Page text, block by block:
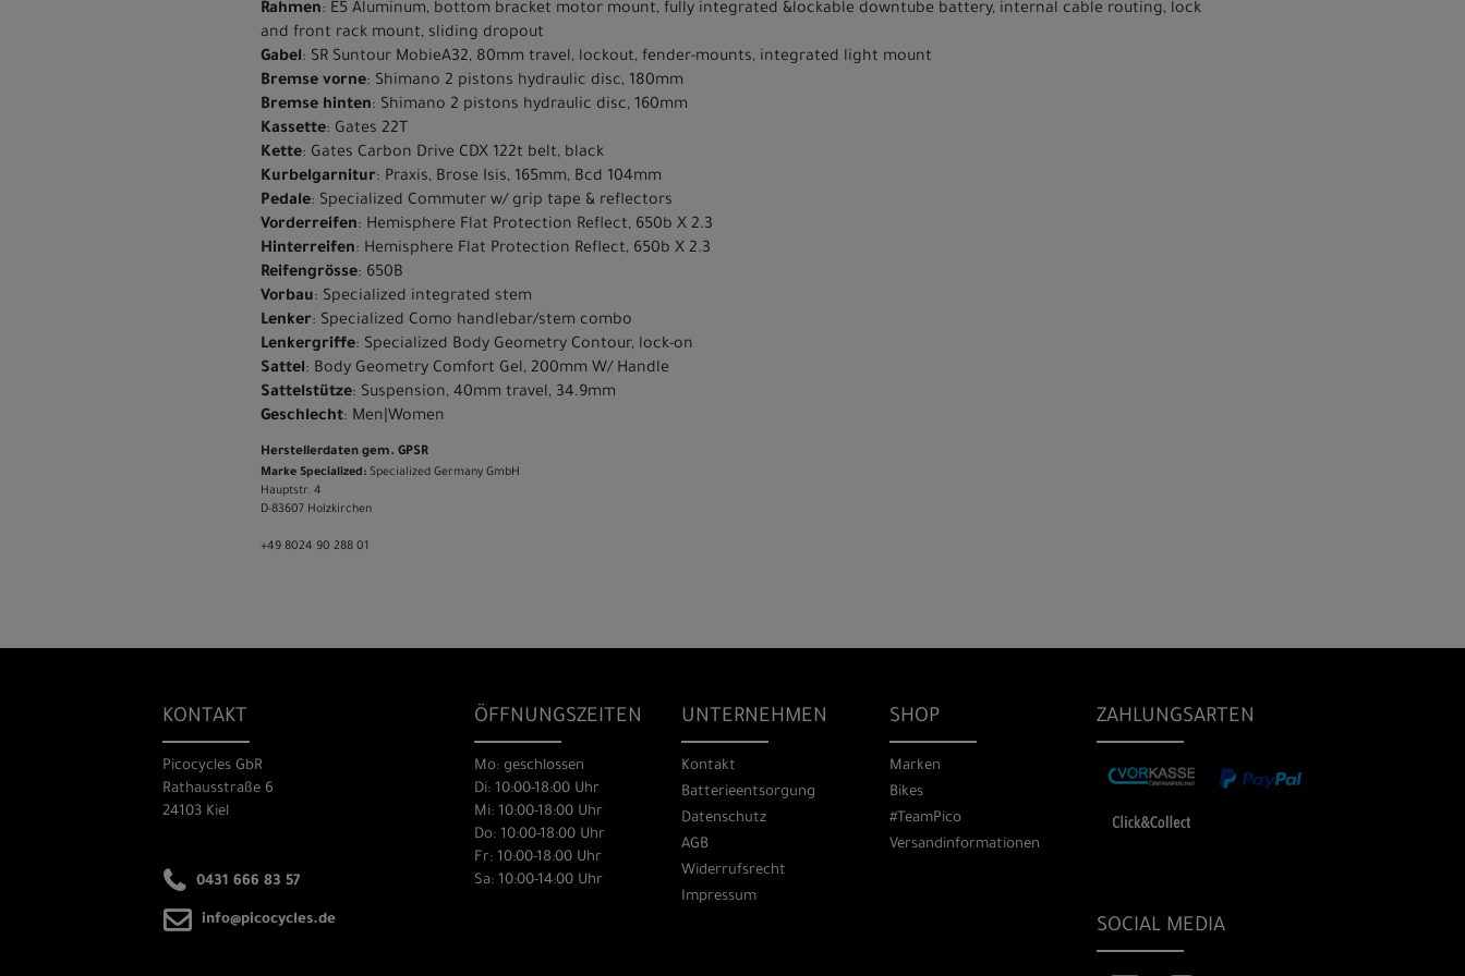
Rahmen: E5 Aluminum, bottom bracket motor mount, fully integrated &lockable downtube battery, internal cable routing, lock
and front rack mount, sliding dropout
Gabel: SR Suntour MobieA32, 80mm travel, lockout, fender-mounts, integrated light mount
Bremse vorne: Shimano 2 pistons hydraulic disc, 180mm
Bremse hinten: Shimano 2 pistons hydraulic disc, 160mm
Kassette: Gates 22T
Kette: Gates Carbon Drive CDX 122t belt, black
Kurbelgarnitur: Praxis, Brose Isis, 165mm, Bcd 104mm
Pedale: Specialized Commuter w/ grip tape & reflectors
Vorderreifen: Hemisphere Flat Protection Reflect, 650b X 2.3
Hinterreifen: Hemisphere Flat Protection Reflect, 650b X 2.3
Reifengrösse: 650B
Vorbau: Specialized integrated stem
Lenker: Specialized Como handlebar/stem combo
Lenkergriffe: Specialized Body Geometry Contour, lock-on
Sattel: Body Geometry Comfort Gel, 200mm W/ Handle
Sattelstütze: Suspension, 40mm travel, 34.9mm
Geschlecht: Men|Women
Herstellerdaten gem. GPSR
Marke Specialized: Specialized Germany GmbH
Hauptstr. 4
D-83607 Holzkirchen
+49 8024 90 288 01
KONTAKT
Picocycles GbR
Rathausstraße 6
24103 Kiel
0431 666 83 57
info@picocycles.de
ÖFFNUNGSZEITEN
Mo: geschlossen
Di: 10:00-18:00 Uhr
Mi: 10:00-18:00 Uhr
Do: 10:00-18:00 Uhr
Fr: 10:00-18:00 Uhr
Sa: 10:00-14:00 Uhr
UNTERNEHMEN
Kontakt
Batterieentsorgung
Datenschutz
AGB
Widerrufsrecht
Impressum
SHOP
Marken
Bikes
#TeamPico
Versandinformationen
ZAHLUNGSARTEN
SOCIAL MEDIA